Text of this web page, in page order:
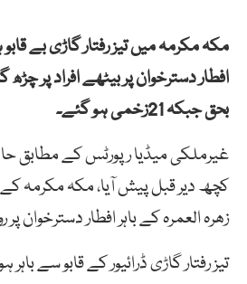
مکہ مکرمہ میں تیز رفتار گاڑی بے
افطار دسترخوان پر بیٹھے افراد پر
بحق جبکہ 21زخمی ہو گئے۔
غیرملکی میڈیا رپورٹس کے مطابق
کچھ دیر قبل پیش آیا، مکہ مکرمہ
زھرہ العمرہ کے باہر افطار دسترخوان پر
تیز رفتار گاڑی ڈرائیور کے قابو سے